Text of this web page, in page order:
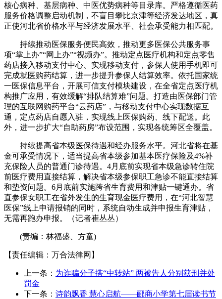
核心病种、基层病种、中医优势病种等目录库。严格遵循医药
服务价格调整启动机制，不盲目攀比京津等经济发达地区，真
正使河北省价格水平与经济发展水平、社会承受能力相匹配。
持续推动医保服务便民高效，推动更多医保公共服务事
项“掌上办”“网上办”“视频办”。推动定点医疗机构和定点零售
药店接入移动支付中心、实现移动支付，参保人使用手机即可
完成就医购药结算，进一步提升参保人结算效率。依托国家统
一医保信息平台，开展可信支付模块建设，在全省定点医疗机
构推广应用，有效缓解“排队结算难”问题。打造由医保部门管
理的互联网购药平台“云药店”，与移动支付中心实现数据互
通，定点药店自愿入驻，实现线上医保购药、线下配送。此
外，进一步扩大“自助药房”布设范围，实现各统筹区全覆盖。
持续提高省本级医保待遇和经办服务水平。河北省将在基
金可承受情况下，适当提高省本级参加基本医疗保险及4%补
充保险人员的普通门诊待遇。4月底前实现省本级急诊转住院
前医疗费用直接结算，解决省本级参保职工急诊不能直接结算
和垫资问题。6月底前实施跨省生育费用和津贴一键通办。省
直参保女职工在省外发生的生育现金医疗费用，在“河北智慧
医保”线上申请报销的同时，系统自动生成并申报生育津贴，
无需再跑办申报。（记者崔丛丛）
(责编：林福盛、方童)
【责任编辑：万合法律网】
上一条： 为诈骗分子搭“中转站” 两被告人分别获刑并处
罚金
下一条： 诗韵飘香 慧心启航——郦商小学第七届读书节